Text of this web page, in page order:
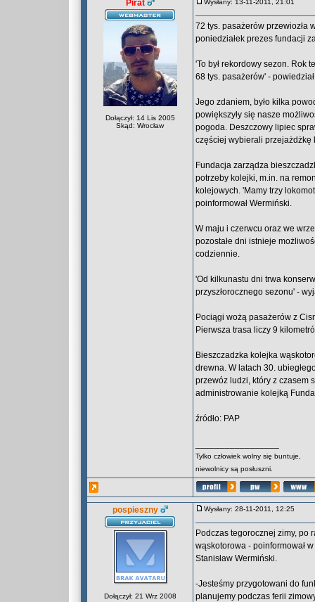
Pirat
Dołączył: 14 Lis 2005
Skąd: Wrocław
Wysłany: 13-11-2011, 21:01
72 tys. pasażerów przewiozła
poniedziałek prezes fundacji
'To był rekordowy sezon. Rok
68 tys. pasażerów' -
Jego zdaniem, było kilka
powiększyły się nasze
pogoda. Deszczowy lipiec
częściej wybierali przejażdżkę
Fundacja zarządza
potrzeby kolejki, m.in. na
kolejowych. 'Mamy trzy
poinformował Wermiński.
W maju i czerwcu oraz we
pozostałe dni istnieje
codziennie.
'Od kilkunastu dni trwa
przyszłorocznego sezonu' -
Pociągi wożą pasażerów z
Pierwsza trasa liczy 9
Bieszczadzka kolejka
drewna. W latach 30.
przewóz ludzi, który z czasem
administrowanie kolejką
źródło: PAP
Tylko człowiek wolny się buntuje,
niewolnicy są posłuszni.
pospieszny
Dołączył: 21 Wrz 2008
Wysłany: 28-11-2011, 12:25
Podczas tegorocznej zimy, po
wąskotorowa - poinformował
Stanisław Wermiński.
-Jesteśmy przygotowani do
planujemy podczas ferii